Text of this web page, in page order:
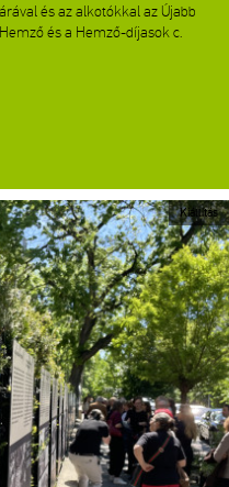
és az alkotókkal az Újabb
és a Hemző-díjasok c.
Kiállítás